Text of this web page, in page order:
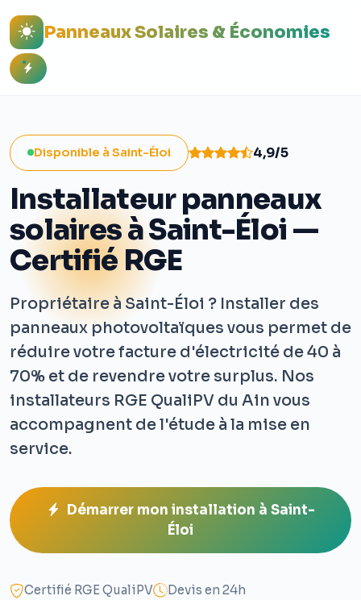
Panneaux Solaires & Économies
Disponible à Saint-Éloi 4,9/5
Installateur panneaux
solaires à Saint-Éloi —
Certifié RGE
Propriétaire à Saint-Éloi ? Installer des
panneaux photovoltaïques vous permet de
réduire votre facture d'électricité de 40 à
70% et de revendre votre surplus. Nos
installateurs RGE QualiPV du Ain vous
accompagnent de l'étude à la mise en
service.
Démarrer mon installation à Saint-
Éloi
Certifié RGE QualiPV
Devis en 24h